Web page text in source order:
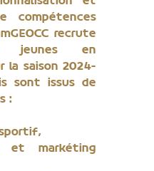
compétences
recrute
en
la saison 2024-
sont issus de
:
et markéting